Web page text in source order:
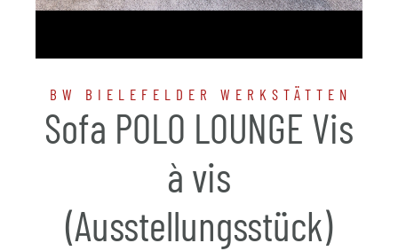
BW BIELEFELDER WERKSTÄTTEN
Sofa POLO LOUNGE Vis
à vis
(Ausstellungsstück)